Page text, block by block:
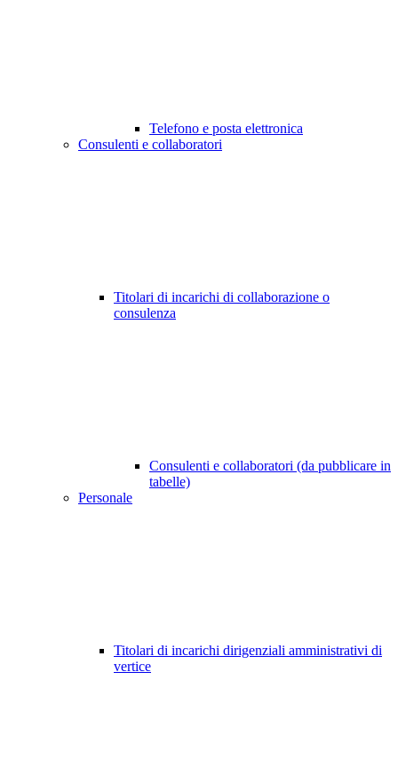
Telefono e posta elettronica
Consulenti e collaboratori
Titolari di incarichi di collaborazione o
consulenza
Consulenti e collaboratori (da pubblicare in
tabelle)
Personale
Titolari di incarichi dirigenziali amministrativi di
vertice